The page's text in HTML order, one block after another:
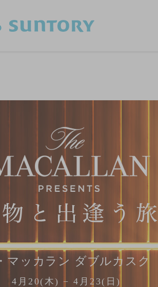
マッカラン ダブルカスク
4月20(木) − 4月23(日)